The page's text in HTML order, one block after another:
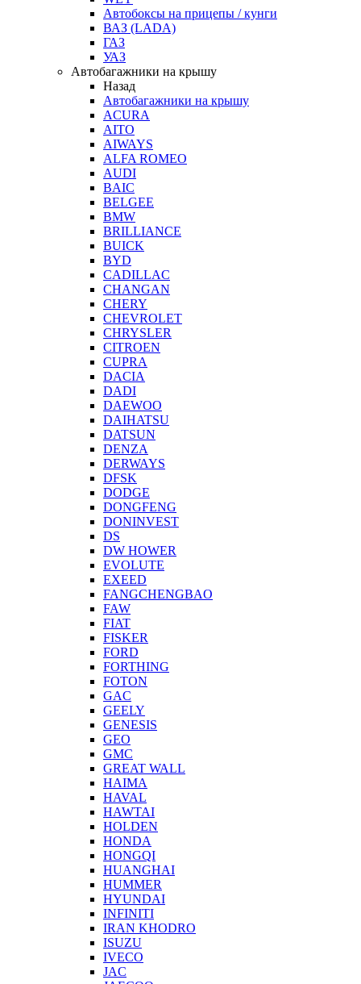
Автобоксы на прицепы / кунги
ВАЗ (LADA)
ГАЗ
УАЗ
Автобагажники на крышу
Назад
Автобагажники на крышу
ACURA
AITO
AIWAYS
ALFA ROMEO
AUDI
BAIC
BELGEE
BMW
BRILLIANCE
BUICK
BYD
CADILLAC
CHANGAN
CHERY
CHEVROLET
CHRYSLER
CITROEN
CUPRA
DACIA
DADI
DAEWOO
DAIHATSU
DATSUN
DENZA
DERWAYS
DFSK
DODGE
DONGFENG
DONINVEST
DS
DW HOWER
EVOLUTE
EXEED
FANGCHENGBAO
FAW
FIAT
FISKER
FORD
FORTHING
FOTON
GAC
GEELY
GENESIS
GEO
GMC
GREAT WALL
HAIMA
HAVAL
HAWTAI
HOLDEN
HONDA
HONGQI
HUANGHAI
HUMMER
HYUNDAI
INFINITI
IRAN KHODRO
ISUZU
IVECO
JAC